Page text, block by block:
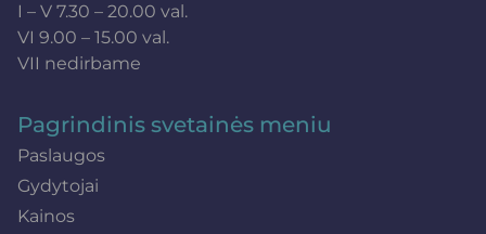
I – V 7.30 – 20.00 val.
VI 9.00 – 15.00 val.
VII nedirbame
Pagrindinis svetainės meniu
Paslaugos
Gydytojai
Kainos